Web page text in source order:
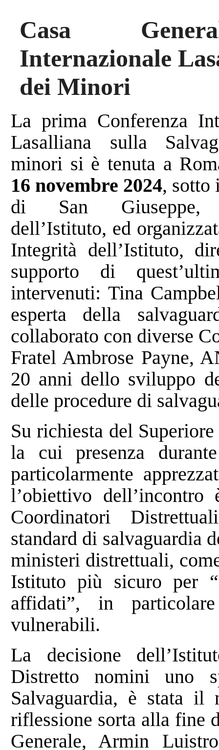
Casa
Internazionale
dei Minori
La prima Conferenza
Lasalliana sulla
minori si è tenuta a
16 novembre 2024, sotto
di San Giuseppe,
dell’Istituto, ed
Integrità dell’Istituto,
supporto di
intervenuti: Tina
esperta della
collaborato con diverse
Fratel Ambrose Payne,
20 anni dello sviluppo
delle procedure di
Su richiesta del
la cui presenza
particolarmente
l’obiettivo
Coordinatori
standard di salvaguardia
ministeri distrettuali,
Istituto più sicuro per
affidati”, in
vulnerabili.
La decisione
Distretto nomini uno
Salvaguardia, è stata il
riflessione sorta alla fine
Generale, Armin